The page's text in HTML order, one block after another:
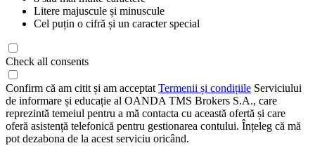
Litere majuscule și minuscule
Cel puțin o cifră și un caracter special
Check all consents
Confirm că am citit și am acceptat Termenii și condițiile Serviciului
de informare și educație al OANDA TMS Brokers S.A., care
reprezintă temeiul pentru a mă contacta cu această ofertă și care
oferă asistență telefonică pentru gestionarea contului. Înțeleg că mă
pot dezabona de la acest serviciu oricând.